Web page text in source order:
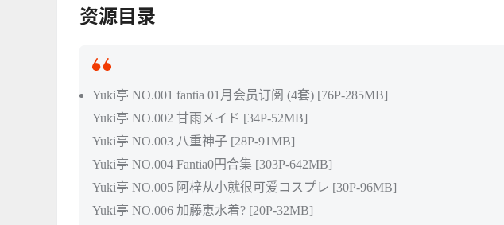
资源目录
Yuki亭 NO.001 fantia 01月会员订阅 (4套) [76P-285MB]
Yuki亭 NO.002 甘雨メイド [34P-52MB]
Yuki亭 NO.003 八重神子 [28P-91MB]
Yuki亭 NO.004 Fantia0円合集 [303P-642MB]
Yuki亭 NO.005 阿梓从小就很可爱コスプレ [30P-96MB]
Yuki亭 NO.006 加藤恵水着? [20P-32MB]